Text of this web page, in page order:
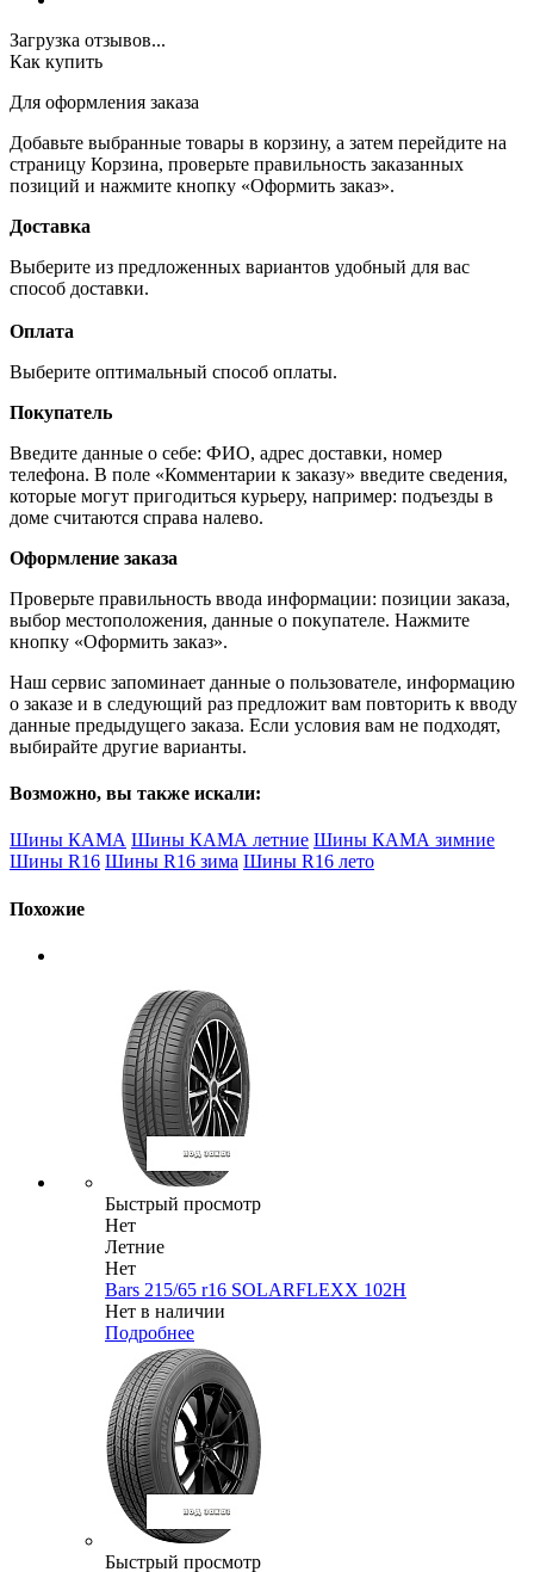
Загрузка отзывов...
Как купить
Для оформления заказа
Добавьте выбранные товары в корзину, а затем перейдите на
страницу Корзина, проверьте правильность заказанных
позиций и нажмите кнопку «Оформить заказ».
Доставка
Выберите из предложенных вариантов удобный для вас
способ доставки.
Оплата
Выберите оптимальный способ оплаты.
Покупатель
Введите данные о себе: ФИО, адрес доставки, номер
телефона. В поле «Комментарии к заказу» введите сведения,
которые могут пригодиться курьеру, например: подъезды в
доме считаются справа налево.
Оформление заказа
Проверьте правильность ввода информации: позиции заказа,
выбор местоположения, данные о покупателе. Нажмите
кнопку «Оформить заказ».
Наш сервис запоминает данные о пользователе, информацию
о заказе и в следующий раз предложит вам повторить к вводу
данные предыдущего заказа. Если условия вам не подходят,
выбирайте другие варианты.
Возможно, вы также искали:
Шины КАМА Шины КАМА летние Шины КАМА зимние
Шины R16 Шины R16 зима Шины R16 лето
Похожие
Быстрый просмотр
Нет
Летние
Нет
Bars 215/65 r16 SOLARFLEXX 102H
Нет в наличии
Подробнее
Быстрый просмотр